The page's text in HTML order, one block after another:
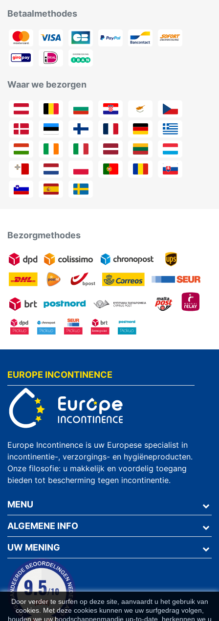
Betaalmethodes
Waar we bezorgen
Bezorgmethodes
EUROPE INCONTINENCE
Europe Incontinence is uw Europese specialist in
incontinentie-, verzorgings- en hygiëneproducten.
Onze filosofie: u makkelijk en voordelig toegang
bieden tot bescherming tegen incontinentie.
MENU
ALGEMENE INFO
Door verder te surfen op deze site, aanvaardt u het gebruik van
cookies. Met deze cookies kunnen we uw surfgedrag volgen,
houden we uw boodschappenmandje up-to-date, herkennen we u
UW MENING